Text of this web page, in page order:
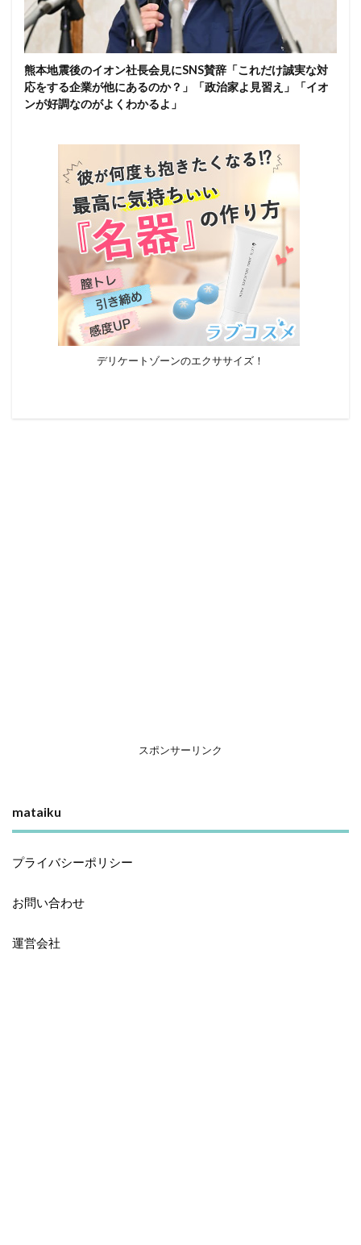
熊本地震後のイオン社長会見にSNS賛辞「これだけ誠実な対
応をする企業が他にあるのか？」「政治家よ見習え」「イオ
ンが好調なのがよくわかるよ」
デリケートゾーンのエクササイズ！
スポンサーリンク
mataiku
プライバシーポリシー
お問い合わせ
運営会社